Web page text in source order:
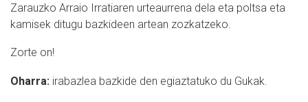
Zarauzko Arraio Irratiaren urteaurrena dela eta poltsa eta
kamisek ditugu bazkideen artean zozkatzeko.
Zorte on!
Oharra: irabazlea bazkide den egiaztatuko du Gukak.